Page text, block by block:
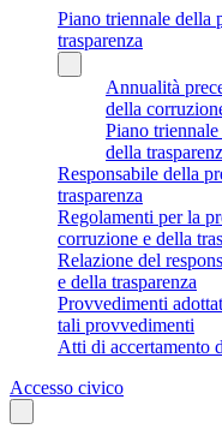
Piano triennale della
trasparenza
Annualità
della
Piano
della
Responsabile della
trasparenza
Regolamenti per la
corruzione e della
Relazione del
e della trasparenza
Provvedimenti
tali provvedimenti
Atti di accertamento
Accesso civico